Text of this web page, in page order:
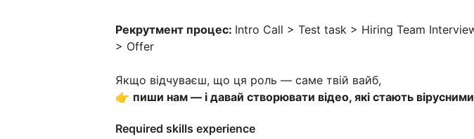
Рекрутмент процес: Intro Call > Test task > Hiring Team
> Offer
Якщо відчуваєш, що ця роль — саме твій вайб,
👉 пиши нам — і давай створювати відео, які стають
Required skills experience